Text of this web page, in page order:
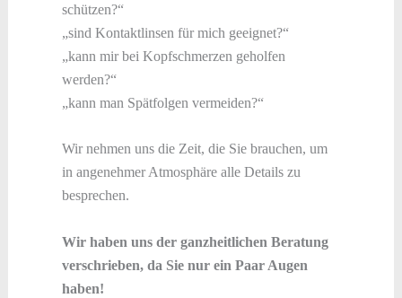
schützen?“
„sind Kontaktlinsen für mich geeignet?“
„kann mir bei Kopfschmerzen geholfen
werden?“
„kann man Spätfolgen vermeiden?“
Wir nehmen uns die Zeit, die Sie brauchen, um
in angenehmer Atmosphäre alle Details zu
besprechen.
Wir haben uns der ganzheitlichen Beratung
verschrieben, da Sie nur ein Paar Augen
haben!